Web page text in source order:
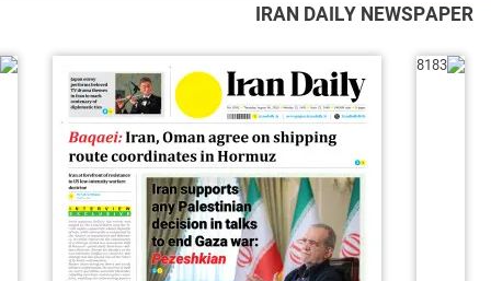
IRAN DAILY NEWSPAPER